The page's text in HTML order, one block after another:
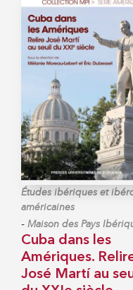
Études ibériques et
américaines
- Maison des Pays
Cuba dans les
Amériques.
José Martí au